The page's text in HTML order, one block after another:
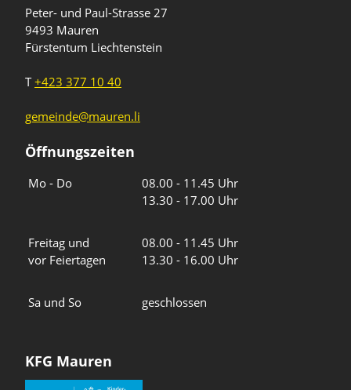
Peter- und Paul-Strasse 27
9493 Mauren
Fürstentum Liechtenstein
T+423 377 10 40
gemeinde@mauren.li
Öffnungszeiten
Mo - Do
08.00 - 11.45 Uhr
13.30 - 17.00 Uhr
Freitag und
vor Feiertagen
08.00 - 11.45 Uhr
13.30 - 16.00 Uhr
Sa und So geschlossen
KFG Mauren